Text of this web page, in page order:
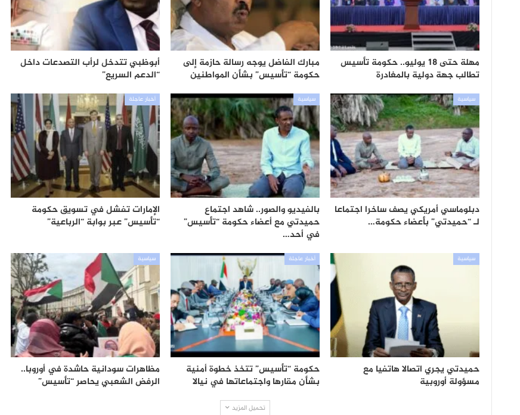
مهلة حتى 18 يوليو.. حكومة تأسيس
تطالب جهة دولية بالمغادرة
مبارك الفاضل يوجه رسالة حازمة إلى
حكومة “تأسيس” بشأن المواطنين
أبوظبي تتدخل لرأب التصدعات داخل
“الدعم السريع”
سياسية
دبلوماسي أمريكي يصف ساخرا اجتماعا
لـ “حميدتي” بأعضاء حكومة…
سياسية
بالفيديو والصور.. شاهد اجتماع
حميدتي مع أعضاء حكومة “تأسيس”
في أحد…
أخبار عاجلة
الإمارات تفشل في تسويق حكومة
“تأسيس” عبر بوابة “الرباعية”
سياسية
حميدتي يجري اتصالا هاتفيا مع
مسؤولة أوروبية
أخبار عاجلة
حكومة “تأسيس” تتخذ خطوة أمنية
بشأن مقارها واجتماعاتها في نيالا
سياسية
مظاهرات سودانية حاشدة في أوروبا..
الرفض الشعبي يحاصر “تأسيس”
تحميل المزيد